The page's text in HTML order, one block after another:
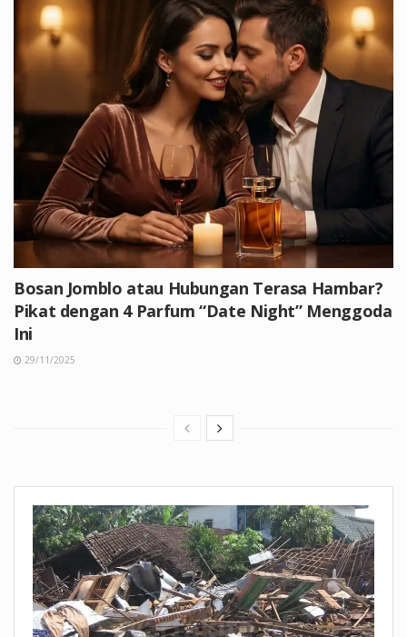
Bosan Jomblo atau Hubungan Terasa Hambar?
Pikat dengan 4 Parfum “Date Night” Menggoda
Ini
29/11/2025